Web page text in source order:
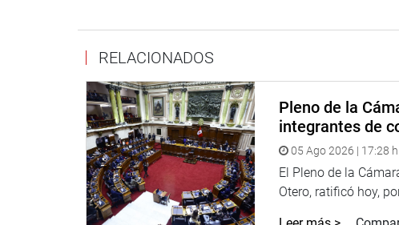
En el mismo sentido, Richard Arce expresó que la
estas exoneraciones y 11 mil millones por devolución
iniciativa, expresó que las exoneraciones “son
de tributos se estaría quebrando la posibilidad de
Seguidamente expresaron su oposición al proyecto
que era una ley con nombre propio porque no se va a
preguntó cuál era el costo beneficio de la exoneración.
Carlos Tubino, por su parte, expresó que se estaba
RELACIONADOS
Pleno de la
integrantes de
05 Ago 2026 | 17:28 h
El Pleno de la
Otero, ratificó hoy,